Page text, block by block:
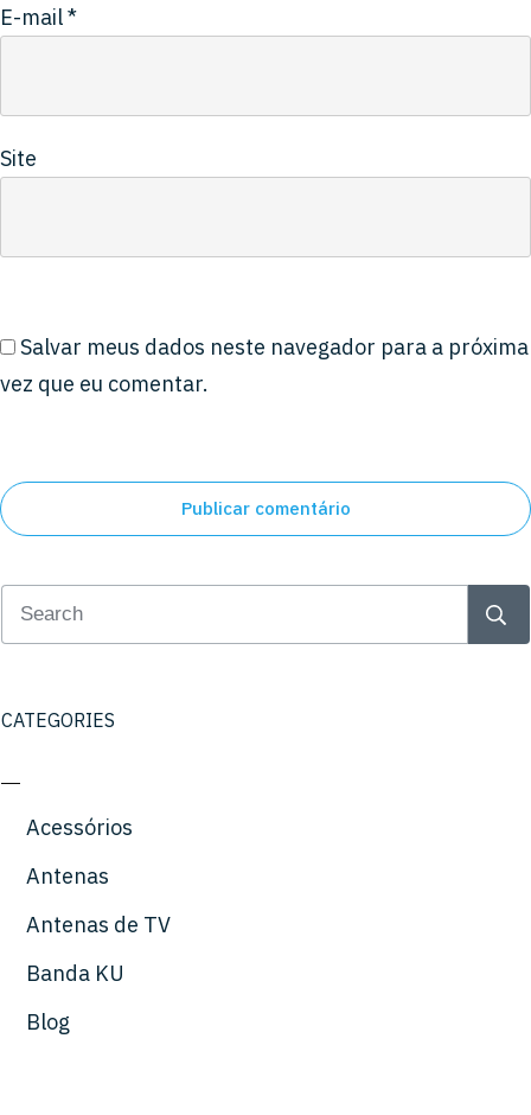
E-mail*
Site
Salvar meus dados neste navegador para a próxima
vez que eu comentar.
Publicar comentário
CATEGORIES
Acessórios
Antenas
Antenas de TV
Banda KU
Blog